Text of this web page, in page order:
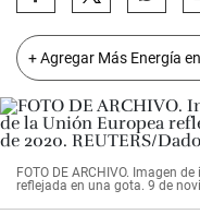
+ Agregar Más Energía en
FOTO DE ARCHIVO. Imagen
reflejada en una gota. 9 de